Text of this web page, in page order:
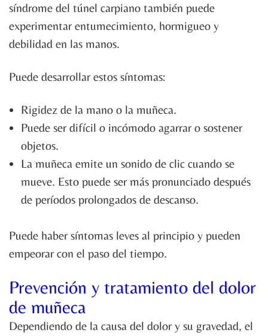
síndrome del túnel carpiano también puede
experimentar entumecimiento, hormigueo y
debilidad en las manos.
Puede desarrollar estos síntomas:
Rigidez de la mano o la muñeca.
Puede ser difícil o incómodo agarrar o sostener
objetos.
La muñeca emite un sonido de clic cuando se
mueve. Esto puede ser más pronunciado después
de períodos prolongados de descanso.
Puede haber síntomas leves al principio y pueden
empeorar con el paso del tiempo.
Prevención y tratamiento del dolor
de muñeca
Dependiendo de la causa del dolor y su gravedad, el